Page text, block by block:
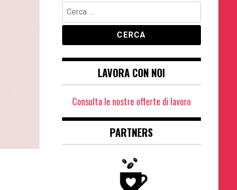
Ricerca
per:
LAVORA CON NOI
Consulta le nostre offerte di lavoro
PARTNERS